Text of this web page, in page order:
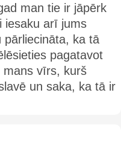
man tie ir jāpērk
iesaku arī jums
pārliecināta, ka tā
pagatavot
mans vīrs, kurš
un saka, ka tā ir